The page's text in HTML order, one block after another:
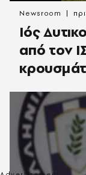
Ιός
από τον
Newsroom